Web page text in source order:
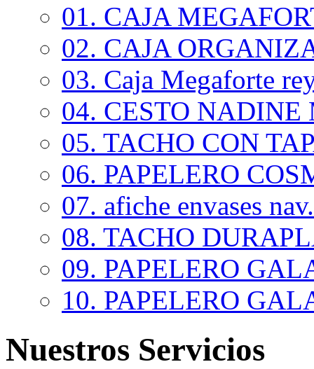
01. CAJA
02. CAJA
03. Caja Megaforte
04. CESTO NADINE
05. TACHO CON
06. PAPELERO
07. afiche envases
08. TACHO
09. PAPELERO
10. PAPELERO
Nuestros Servicios